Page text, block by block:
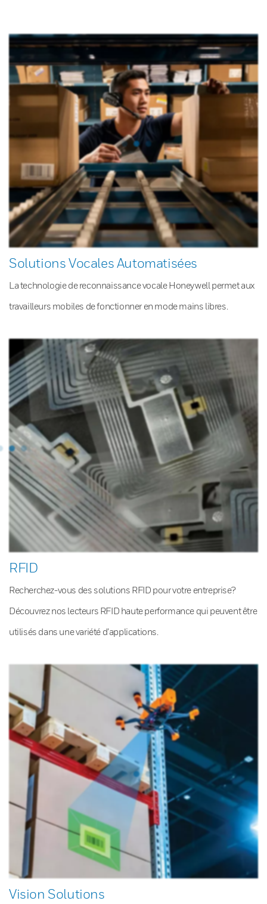
Solutions Vocales Automatisées
La technologie de reconnaissance vocale Honeywell permet aux
travailleurs mobiles de fonctionner en mode mains libres.
RFID
Recherchez-vous des solutions RFID pour votre entreprise?
Découvrez nos lecteurs RFID haute performance qui peuvent être
utilisés dans une variété d’applications.
Vision Solutions